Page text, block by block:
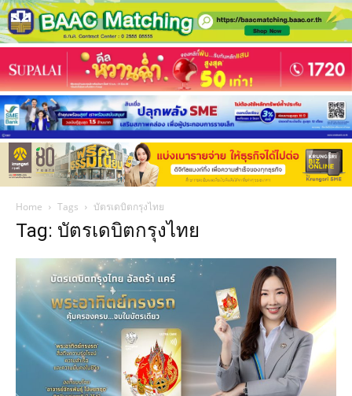
Home Tags บัตรเดบิตกรุงไทย
Tag: บัตรเดบิตกรุงไทย